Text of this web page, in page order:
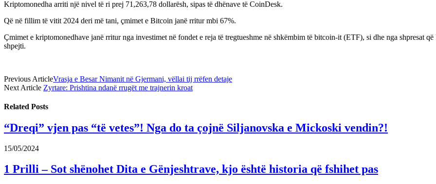
Kriptomonedha arriti një nivel të ri prej 71,263,78 dollarësh, sipas të dhënave të CoinDesk.
Që në fillim të vitit 2024 deri më tani, çmimet e Bitcoin janë rritur mbi 67%.
Çmimet e kriptomonedhave janë rritur nga investimet në fondet e reja të tregtueshme në shkëmbim të bitcoin-it (ETF), si dhe nga shpresat
shpejti.
Previous ArticleVrasja e Besar Nimanit në Gjermani, vëllai tij rrëfen detaje
Next Article Zyrtare: Prishtina ndanë rrugët me trajnerin kroat
Related Posts
“Dreqi” vjen pas “të vetes”! Nga do ta çojnë Siljanovska e Mickoski vendin?!
15/05/2024
1 Prilli – Sot shënohet Dita e Gënjeshtrave, kjo është historia që fshihet pas